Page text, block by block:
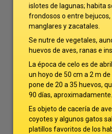
islotes de lagunas; habita
frondosos o entre
manglares y zacatales.
Se nutre de vegetales,
huevos de aves, ranas e
La época de celo es de
un hoyo de 50 cm a 2 m
pone de 20 a 35 huevos,
90 días, aproximadamente.
Es objeto de cacería de
coyotes y algunos gatos
platillos favoritos de los